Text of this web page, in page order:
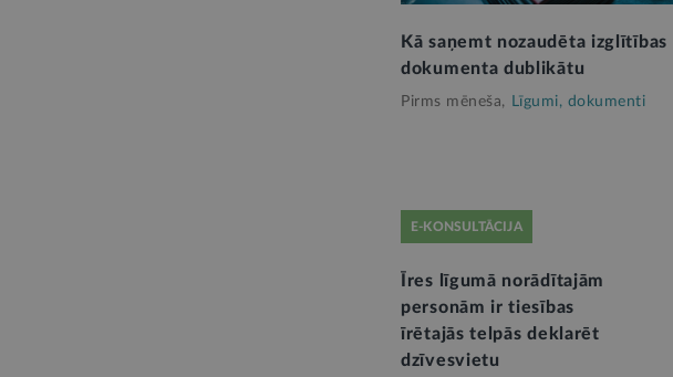
Kā saņemt nozaudēta izglītības
dokumenta dublikātu
Pirms mēneša, Līgumi, dokumenti
E-KONSULTĀCIJA
Īres līgumā norādītajām
personām ir tiesības
īrētajās telpās deklarēt
dzīvesvietu